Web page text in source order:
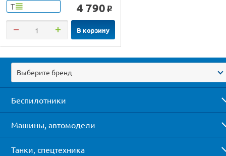
Т 4 790 o
В корзину
Выберите бренд
Беспилотники
Машины, автомодели
Танки, спецтехника